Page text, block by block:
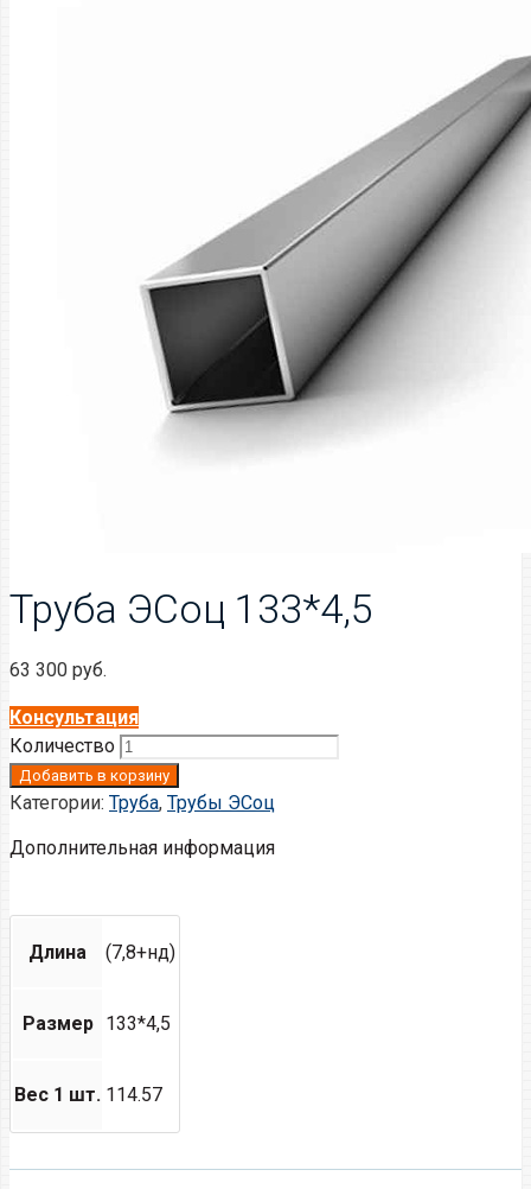
Труба ЭСоц 133*4,5
63 300 руб.
Консультация
Количество
Добавить в корзину
Категории: Труба, Трубы ЭСоц
Дополнительная информация
Длина (7,8+нд)
Размер 133*4,5
Вес 1 шт. 114.57